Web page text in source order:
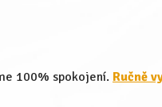
100% spokojení. Ručně